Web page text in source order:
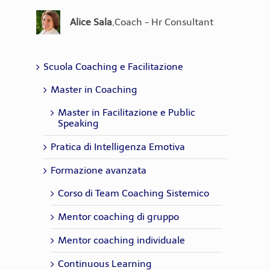
Alice Sala,Coach - Hr Consultant
Scuola Coaching e Facilitazione
Master in Coaching
Master in Facilitazione e Public
Speaking
Pratica di Intelligenza Emotiva
Formazione avanzata
Corso di Team Coaching Sistemico
Mentor coaching di gruppo
Mentor coaching individuale
Continuous Learning